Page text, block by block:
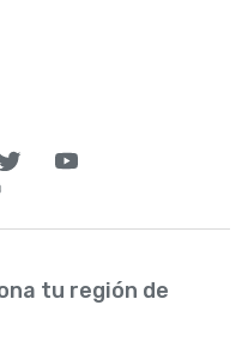
tu región de